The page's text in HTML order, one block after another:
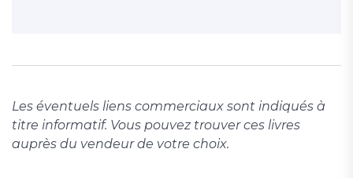
Les éventuels liens commerciaux sont indiqués à
titre informatif. Vous pouvez trouver ces livres
auprès du vendeur de votre choix.